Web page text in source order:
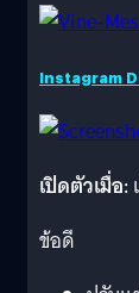
Instagram
เปิดตัวเมื่อ:
ข้อดี